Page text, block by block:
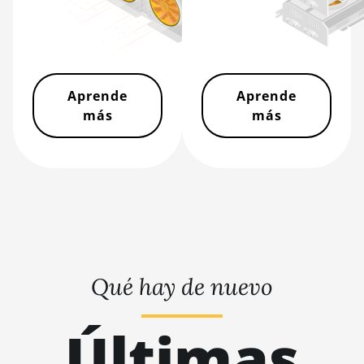
BITMAIN AntMiner S19
XP Hyd 3U (512Th)
XP+ Hyd (279Th)
BITMAIN AntMiner
S19j Pro (100Th)
BITMAIN AntMiner S21
BITMAIN AntMiner S21
Aprende
más
Aprende
más
Qué hay de nuevo